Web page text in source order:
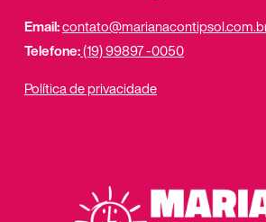
Email:
Telefone:(19) 99897 -0050
Política de privacidade